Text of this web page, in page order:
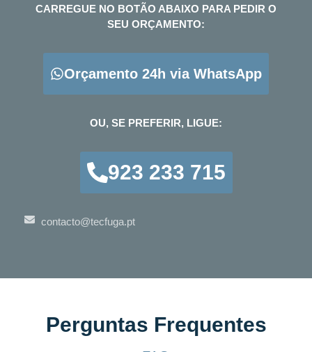
CARREGUE NO BOTÃO ABAIXO PARA PEDIR O
SEU ORÇAMENTO:
Orçamento 24h via WhatsApp
OU, SE PREFERIR, LIGUE:
923 233 715
contacto@tecfuga.pt
Perguntas Frequentes